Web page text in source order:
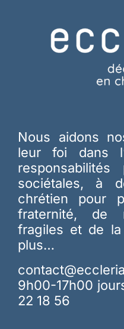
Nous aidons
leur foi dans
responsabilités
sociétales, à
chrétien pour
fraternité, de
fragiles et de la
plus…
9h00-17h00
22 18 56